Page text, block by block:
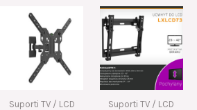
Suporti TV / LCD Suporti TV / LCD